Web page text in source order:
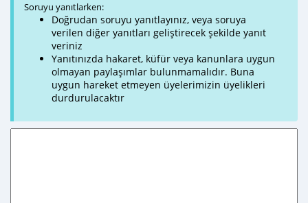
Soruyu yanıtlarken:
Doğrudan soruyu yanıtlayınız, veya soruya
verilen diğer yanıtları geliştirecek şekilde yanıt
veriniz
Yanıtınızda hakaret, küfür veya kanunlara uygun
olmayan paylaşımlar bulunmamalıdır. Buna
uygun hareket etmeyen üyelerimizin üyelikleri
durdurulacaktır